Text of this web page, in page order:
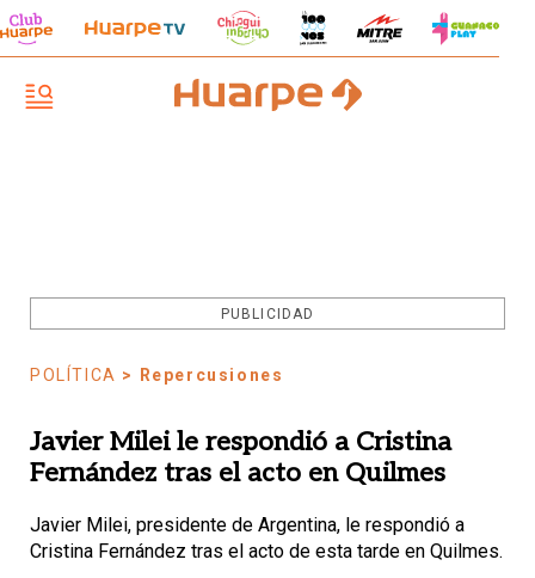
PUBLICIDAD
POLÍTICA > Repercusiones
Javier Milei le respondió a Cristina
Fernández tras el acto en Quilmes
Javier Milei, presidente de Argentina, le respondió a
Cristina Fernández tras el acto de esta tarde en Quilmes.